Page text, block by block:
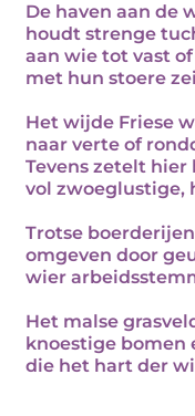
De haven aan de
houdt strenge
aan wie tot vast
met hun stoere
Het wijde Friese
naar verte of
Tevens zetelt
vol zwoeglustige,
Trotse
omgeven door
wier
Het malse
knoestige bomen
die het hart der